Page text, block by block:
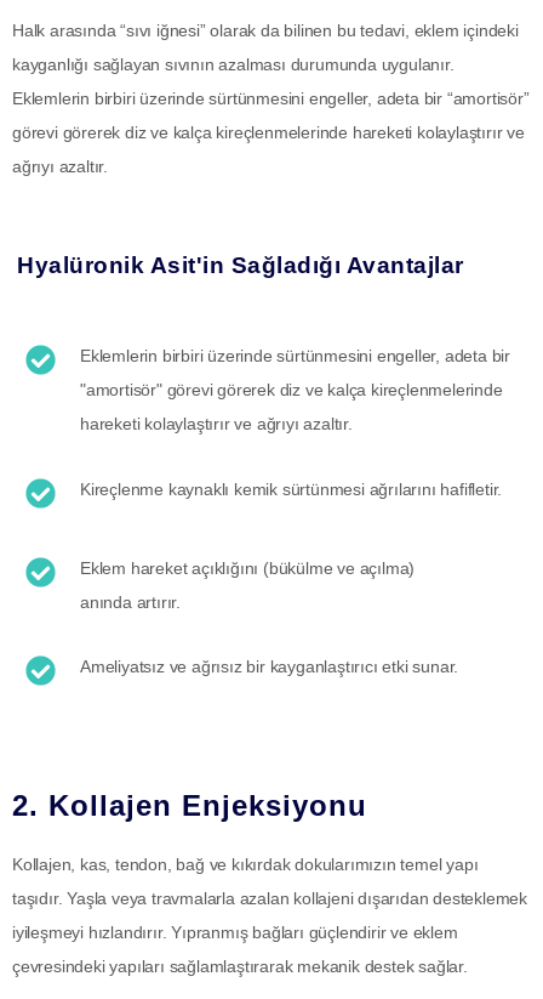
Halk arasında “sıvı iğnesi” olarak da bilinen bu tedavi, eklem içindeki
kayganlığı sağlayan sıvının azalması durumunda uygulanır.
Eklemlerin birbiri üzerinde sürtünmesini engeller, adeta bir “amortisör”
görevi görerek diz ve kalça kireçlenmelerinde hareketi kolaylaştırır ve
ağrıyı azaltır.
Hyalüronik Asit'in Sağladığı Avantajlar
Eklemlerin birbiri üzerinde sürtünmesini engeller, adeta bir
"amortisör" görevi görerek diz ve kalça kireçlenmelerinde
hareketi kolaylaştırır ve ağrıyı azaltır.
Kireçlenme kaynaklı kemik sürtünmesi ağrılarını hafifletir.
Eklem hareket açıklığını (bükülme ve açılma)
anında artırır.
Ameliyatsız ve ağrısız bir kayganlaştırıcı etki sunar.
2. Kollajen Enjeksiyonu
Kollajen, kas, tendon, bağ ve kıkırdak dokularımızın temel yapı
taşıdır. Yaşla veya travmalarla azalan kollajeni dışarıdan desteklemek
iyileşmeyi hızlandırır. Yıpranmış bağları güçlendirir ve eklem
çevresindeki yapıları sağlamlaştırarak mekanik destek sağlar.